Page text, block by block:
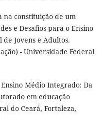
na constituição de um
e Desafios para o Ensino
de Jovens e Adultos.
- Universidade Federal
Médio Integrado: Da
em educação
do Ceará, Fortaleza,